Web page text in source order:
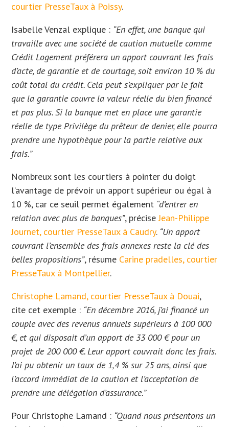
courtier PresseTaux à Poissy.
Isabelle Venzal explique : “En effet, une banque qui
travaille avec une société de caution mutuelle comme
Crédit Logement préférera un apport couvrant les frais
d’acte, de garantie et de courtage, soit environ 10 % du
coût total du crédit. Cela peut s’expliquer par le fait
que la garantie couvre la valeur réelle du bien financé
et pas plus. Si la banque met en place une garantie
réelle de type Privilège du prêteur de denier, elle pourra
prendre une hypothèque pour la partie relative aux
frais.”
Nombreux sont les courtiers à pointer du doigt
l’avantage de prévoir un apport supérieur ou égal à
10 %, car ce seuil permet également “d’entrer en
relation avec plus de banques”, préciseJean-Philippe
Journet, courtier PresseTaux à Caudry. “Un apport
couvrant l’ensemble des frais annexes reste la clé des
belles propositions”, résume Carine pradelles, courtier
PresseTaux à Montpellier.
Christophe Lamand, courtier PresseTaux à Douai,
cite cet exemple : “En décembre 2016, j’ai financé un
couple avec des revenus annuels supérieurs à 100 000
€, et qui disposait d’un apport de 33 000 € pour un
projet de 200 000 €. Leur apport couvrait donc les frais.
J’ai pu obtenir un taux de 1,4 % sur 25 ans, ainsi que
l’accord immédiat de la caution et l’acceptation de
prendre une délégation d’assurance.”
Pour Christophe Lamand : “Quand nous présentons un